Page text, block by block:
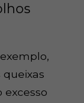
queixas
excesso